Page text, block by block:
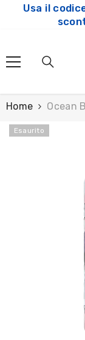
SKIP TO CONTENT
Usa il
Home Ocean
Esaurito